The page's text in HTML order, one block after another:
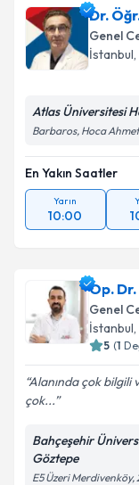
Dr.
Genel
İstanbul,
Atlas Üniversitesi
Barbaros, Hoca Ahmet
En Yakın Saatler
Yarın
10:00
Op.
Genel
İstanbul,
5 (1
Alanında çok bilgili
çok...
Bahçeşehir
Göztepe
E5 Üzeri Merdivenköy,